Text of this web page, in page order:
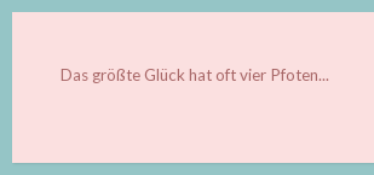
Das größte Glück hat oft vier Pfoten...